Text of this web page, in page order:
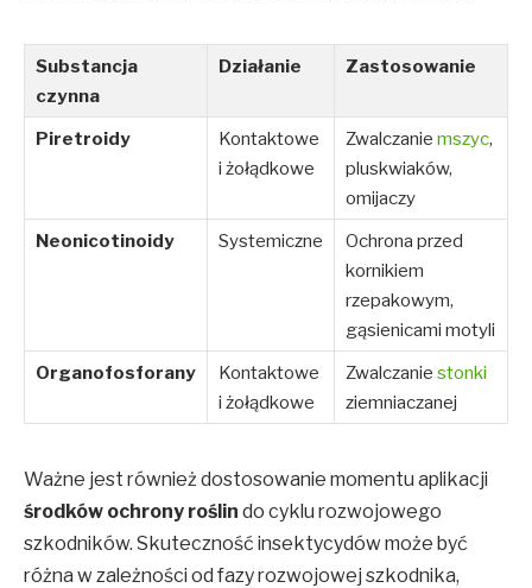
Substancja
czynna
Działanie Zastosowanie
Piretroidy
Kontaktowe
i żołądkowe
Zwalczanie mszyc,
pluskwiaków,
omijaczy
Neonicotinoidy
Systemiczne
Ochrona przed
kornikiem
rzepakowym,
gąsienicami motyli
Organofosforany
Kontaktowe
i żołądkowe
Zwalczanie stonki
ziemniaczanej
Ważne jest również dostosowanie momentu aplikacji
środków ochrony roślin do cyklu rozwojowego
szkodników. Skuteczność insektycydów może być
różna w zależności od fazy rozwojowej szkodnika,